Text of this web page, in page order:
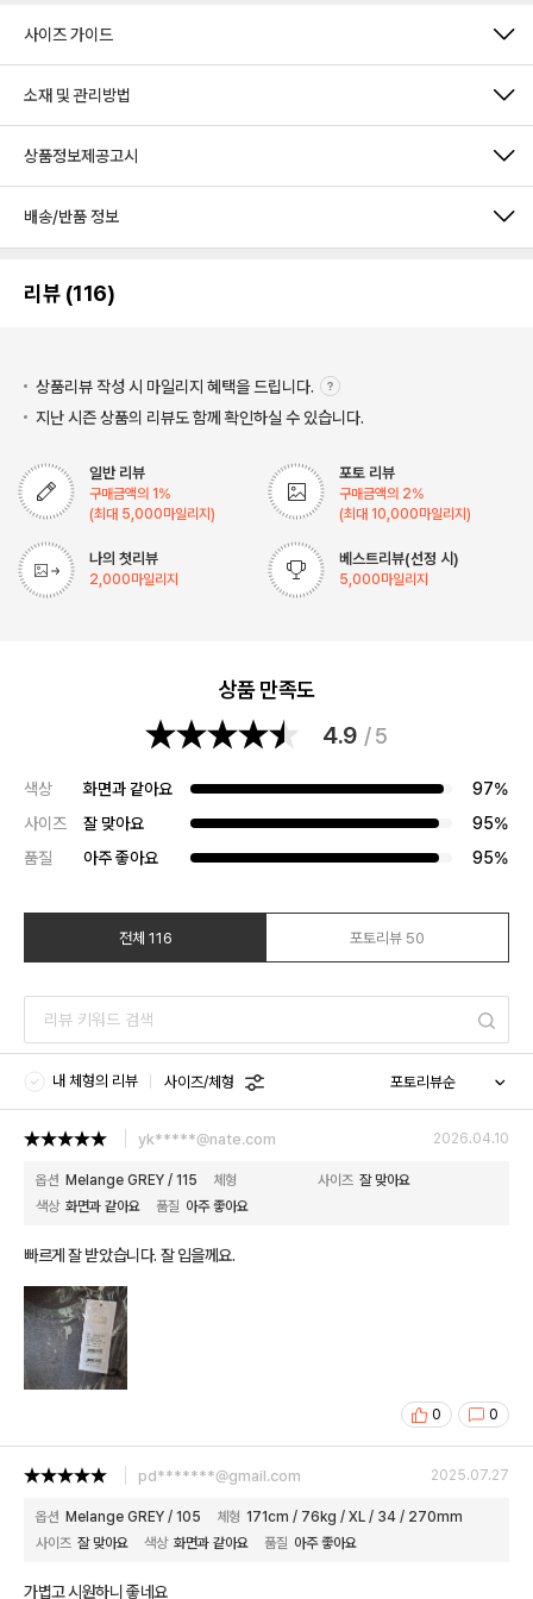
사이즈 가이드
소재 및 관리방법
상품정보제공고시
배송/반품 정보
리뷰 (116)
상품리뷰 작성 시 마일리지 혜택을 드립니다.
지난 시즌 상품의 리뷰도 함께 확인하실 수 있습니다.
일반 리뷰
구매금액의 1 %
(최대 5,000마일리지)
포토 리뷰
구매금액의 2%
(최대 10,000마일리지)
나의 첫리뷰
2,000마일리지
베스트리뷰(선정 시)
5,000마일리지
상품 만족도
4.9 / 5
색상 화면과 같아요
97%
사이즈
잘 맞아요
95%
품질
아주 좋아요 95%
전체 116 포토리뷰 50
내 체형의 리뷰 사이즈/체형
yk*****@nate.com 2026.04.10
옵션 Melange GREY / 115 체형 사이즈 잘 맞아요
색상 화면과 같아요 품질 아주 좋아요
빠르게 잘 받았습니다. 잘 입을께요.
0 0
pd*******@gmail.com 2025.07.27
옵션 Melange GREY / 105 체형 171cm / 76kg / XL / 34 / 270mm
사이즈 잘 맞아요 색상 화면과 같아요 품질 아주 좋아요
가볍고 시원하니 좋네요